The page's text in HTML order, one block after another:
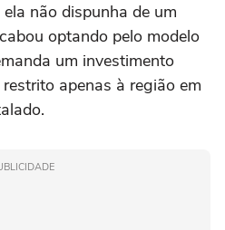
não dispunha de um
optando pelo modelo
um investimento
apenas à região em